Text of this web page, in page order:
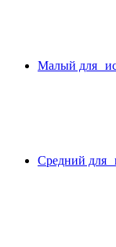
Малый для
Средний для